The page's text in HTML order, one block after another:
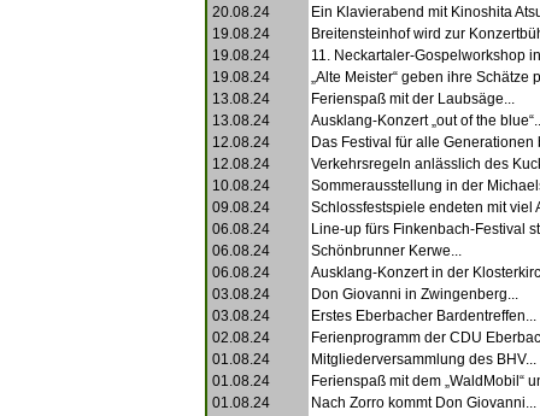
20.08.24
Ein Klavierabend mit Kinoshita
19.08.24
Breitensteinhof wird zur
19.08.24
11. Neckartaler-Gospelworkshop
19.08.24
„Alte Meister“ geben ihre Schätze
13.08.24
Ferienspaß mit der Laubsäge...
13.08.24
Ausklang-Konzert „out of the
12.08.24
Das Festival für alle Generationen
12.08.24
Verkehrsregeln anlässlich des
10.08.24
Sommerausstellung in der
09.08.24
Schlossfestspiele endeten mit viel
06.08.24
Line-up fürs Finkenbach-Festival
06.08.24
Schönbrunner Kerwe...
06.08.24
Ausklang-Konzert in der
03.08.24
Don Giovanni in Zwingenberg...
03.08.24
Erstes Eberbacher Bardentreffen...
02.08.24
Ferienprogramm der CDU
01.08.24
Mitgliederversammlung des BHV...
01.08.24
Ferienspaß mit dem „WaldMobil“
01.08.24
Nach Zorro kommt Don Giovanni...